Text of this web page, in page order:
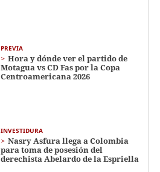
PREVIA
Hora y dónde ver el partido de
Motagua vs CD Fas por la Copa
Centroamericana 2026
INVESTIDURA
Nasry Asfura llega a Colombia
para toma de posesión del
derechista Abelardo de la Espriella